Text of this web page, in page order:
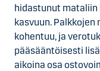
hidastunut mataliin
kasvuun.
kohentuu, ja
pääsääntöisesti
aikoina osa